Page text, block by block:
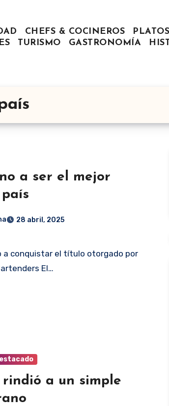
CHEFS & COCINEROS PLATOS
TURISMO GASTRONOMÍA
a ser el mejor
28 abril, 2025
El…
a un simple